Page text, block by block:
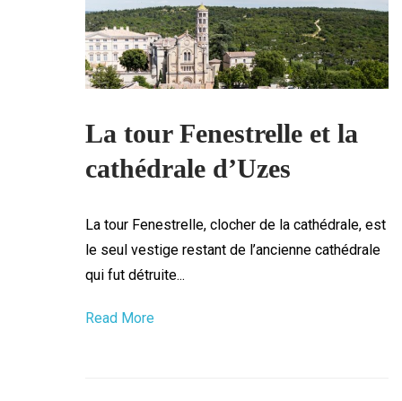
La tour Fenestrelle et la
cathédrale d’Uzes
La tour Fenestrelle, clocher de la cathédrale, est
le seul vestige restant de l’ancienne cathédrale
qui fut détruite...
Read More